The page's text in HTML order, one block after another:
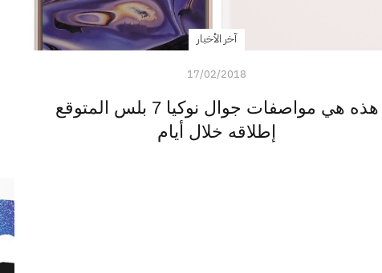
آخر الأخبار
17/02/2018
هذه هي مواصفات جوال نوكيا 7 بلس المتوقع
إطلاقه خلال أيام